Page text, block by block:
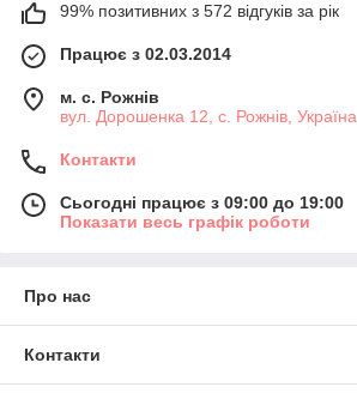
99% позитивних з 572 відгуків за рік
Працює з 02.03.2014
м. с. Рожнів
вул. Дорошенка 12, с. Рожнів, Україна
Контакти
Сьогодні працює з 09:00 до 19:00
Показати весь графік роботи
Про нас
Контакти